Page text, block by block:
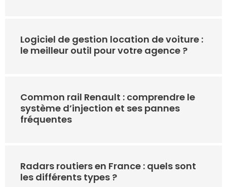
Logiciel de gestion location de voiture :
le meilleur outil pour votre agence ?
Common rail Renault : comprendre le
système d’injection et ses pannes
fréquentes
Radars routiers en France : quels sont
les différents types ?